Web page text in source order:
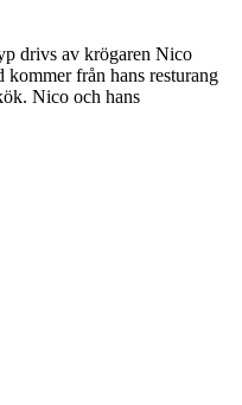
drivs av krögaren Nico
från hans resturang
Nico och hans